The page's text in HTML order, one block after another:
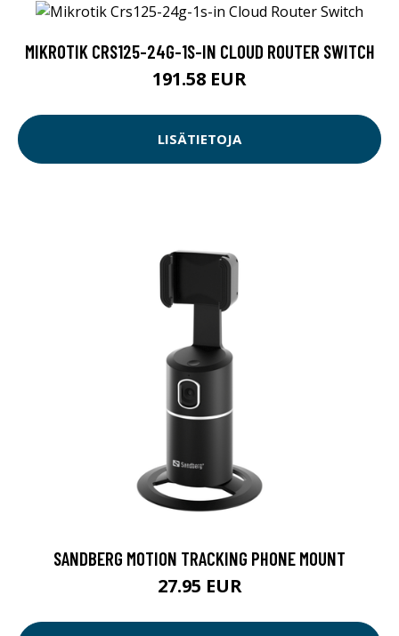
MIKROTIK CRS125-24G-1S-IN CLOUD ROUTER SWITCH
191.58 EUR
LISÄTIETOJA
SANDBERG MOTION TRACKING PHONE MOUNT
27.95 EUR